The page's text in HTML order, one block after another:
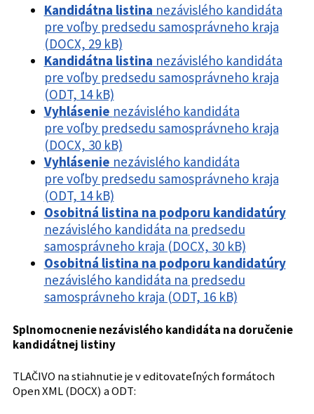
Kandidátna listina nezávislého kandidáta
pre voľby predsedu samosprávneho kraja
(DOCX, 29 kB)
Kandidátna listina nezávislého kandidáta
pre voľby predsedu samosprávneho kraja
(ODT, 14 kB)
Vyhlásenie nezávislého kandidáta
pre voľby predsedu samosprávneho kraja
(DOCX, 30 kB)
Vyhlásenie nezávislého kandidáta
pre voľby predsedu samosprávneho kraja
(ODT, 14 kB)
Osobitná listina na podporu kandidatúry
nezávislého kandidáta na predsedu
samosprávneho kraja (DOCX, 30 kB)
Osobitná listina na podporu kandidatúry
nezávislého kandidáta na predsedu
samosprávneho kraja (ODT, 16 kB)
Splnomocnenie nezávislého kandidáta na doručenie
kandidátnej listiny
TLAČIVO na stiahnutie je v editovateľných formátoch
Open XML (DOCX) a ODT: